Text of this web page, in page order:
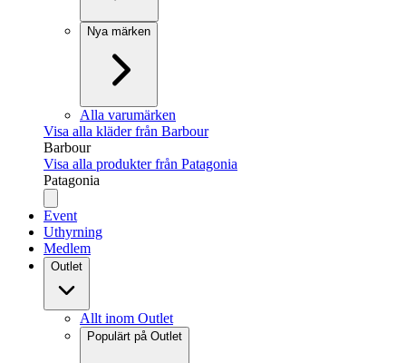
Nya märken
Alla varumärken
Visa alla kläder från Barbour
Barbour
Visa alla produkter från Patagonia
Patagonia
Event
Uthyrning
Medlem
Outlet
Allt inom Outlet
Populärt på Outlet